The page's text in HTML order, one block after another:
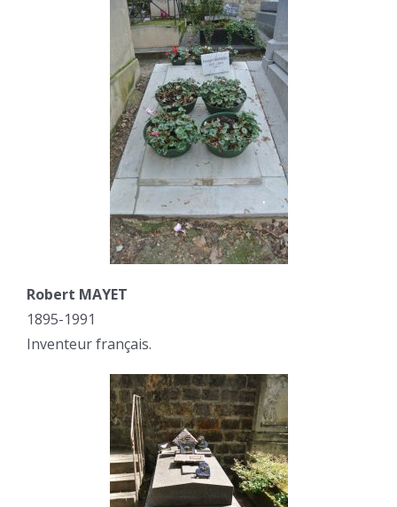
Robert MAYET
1895-1991
Inventeur français.